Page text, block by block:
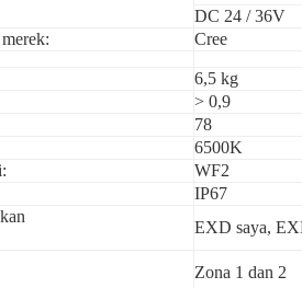
DC 24 / 36V
Cree
6,5 kg
> 0,9
78
6500K
WF2
IP67
EXD saya,
Zona 1 dan 2